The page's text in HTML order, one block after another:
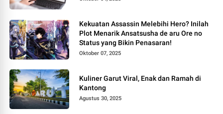
Kekuatan Assassin Melebihi Hero? Inilah
Plot Menarik Ansatsusha de aru Ore no
Status yang Bikin Penasaran!
Oktober 07, 2025
Kuliner Garut Viral, Enak dan Ramah di
Kantong
Agustus 30, 2025